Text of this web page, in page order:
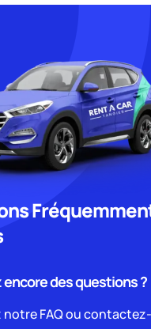
encore des questions ?
FAQ ou